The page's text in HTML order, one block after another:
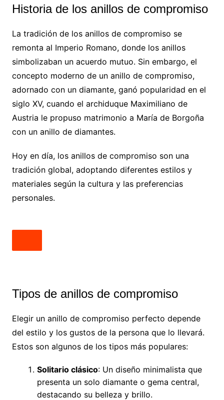
Historia de los anillos de compromiso
La tradición de los anillos de compromiso se
remonta al Imperio Romano, donde los anillos
simbolizaban un acuerdo mutuo. Sin embargo, el
concepto moderno de un anillo de compromiso,
adornado con un diamante, ganó popularidad en el
siglo XV, cuando el archiduque Maximiliano de
Austria le propuso matrimonio a María de Borgoña
con un anillo de diamantes.
Hoy en día, los anillos de compromiso son una
tradición global, adoptando diferentes estilos y
materiales según la cultura y las preferencias
personales.
Tipos de anillos de compromiso
Elegir un anillo de compromiso perfecto depende
del estilo y los gustos de la persona que lo llevará.
Estos son algunos de los tipos más populares:
Solitario clásico: Un diseño minimalista que
presenta un solo diamante o gema central,
destacando su belleza y brillo.